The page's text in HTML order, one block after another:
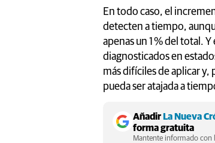
En todo caso, el
detecten a tiempo,
apenas un 1 % del total.
diagnosticados en
más difíciles de aplicar
pueda ser atajada a
AñadirLa Nueva
forma gratuita
Mantente informado con